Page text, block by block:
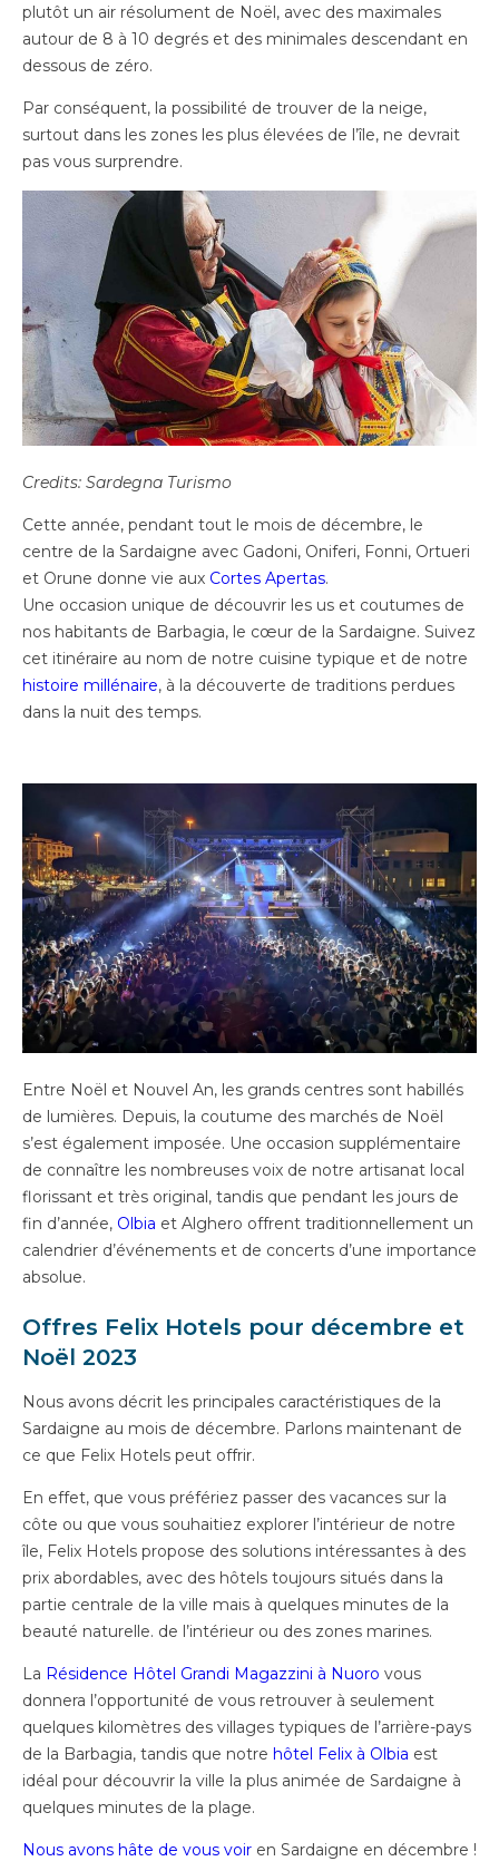
plutôt un air résolument de Noël, avec des maximales
autour de 8 à 10 degrés et des minimales descendant en
dessous de zéro.
Par conséquent, la possibilité de trouver de la neige,
surtout dans les zones les plus élevées de l’île, ne devrait
pas vous surprendre.
Credits: Sardegna Turismo
Cette année, pendant tout le mois de décembre, le
centre de la Sardaigne avec Gadoni, Oniferi, Fonni, Ortueri
et Orune donne vie aux Cortes Apertas.
Une occasion unique de découvrir les us et coutumes de
nos habitants de Barbagia, le cœur de la Sardaigne. Suivez
cet itinéraire au nom de notre cuisine typique et de notre
histoire millénaire, à la découverte de traditions perdues
dans la nuit des temps.
Entre Noël et Nouvel An, les grands centres sont habillés
de lumières. Depuis, la coutume des marchés de Noël
s’est également imposée. Une occasion supplémentaire
de connaître les nombreuses voix de notre artisanat local
florissant et très original, tandis que pendant les jours de
fin d’année, Olbia et Alghero offrent traditionnellement un
calendrier d’événements et de concerts d’une importance
absolue.
Offres Felix Hotels pour décembre et
Noël 2023
Nous avons décrit les principales caractéristiques de la
Sardaigne au mois de décembre. Parlons maintenant de
ce que Felix Hotels peut offrir.
En effet, que vous préfériez passer des vacances sur la
côte ou que vous souhaitiez explorer l’intérieur de notre
île, Felix Hotels propose des solutions intéressantes à des
prix abordables, avec des hôtels toujours situés dans la
partie centrale de la ville mais à quelques minutes de la
beauté naturelle. de l’intérieur ou des zones marines.
La Résidence Hôtel Grandi Magazzini à Nuoro vous
donnera l’opportunité de vous retrouver à seulement
quelques kilomètres des villages typiques de l’arrière-pays
de la Barbagia, tandis que notre hôtel Felix à Olbia est
idéal pour découvrir la ville la plus animée de Sardaigne à
quelques minutes de la plage.
Nous avons hâte de vous voir en Sardaigne en décembre !